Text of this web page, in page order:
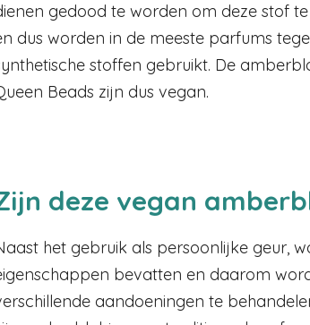
gedood te worden om deze stof
dus worden in de meeste parfums
stoffen gebruikt. De
Beads zijn dus vegan.
deze vegan
het gebruik als persoonlijke geur,
bevatten en daarom
aandoeningen te